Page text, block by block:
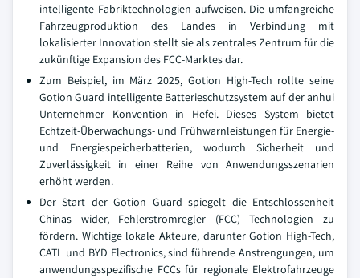
intelligente Fabriktechnologien aufweisen. Die umfangreiche
Fahrzeugproduktion des Landes in Verbindung mit
lokalisierter Innovation stellt sie als zentrales Zentrum für die
zukünftige Expansion des FCC-Marktes dar.
Zum Beispiel, im März 2025, Gotion High-Tech rollte seine
Gotion Guard intelligente Batterieschutzsystem auf der anhui
Unternehmer Konvention in Hefei. Dieses System bietet
Echtzeit-Überwachungs- und Frühwarnleistungen für Energie-
und Energiespeicherbatterien, wodurch Sicherheit und
Zuverlässigkeit in einer Reihe von Anwendungsszenarien
erhöht werden.
Der Start der Gotion Guard spiegelt die Entschlossenheit
Chinas wider, Fehlerstromregler (FCC) Technologien zu
fördern. Wichtige lokale Akteure, darunter Gotion High-Tech,
CATL und BYD Electronics, sind führende Anstrengungen, um
anwendungsspezifische FCCs für regionale Elektrofahrzeuge